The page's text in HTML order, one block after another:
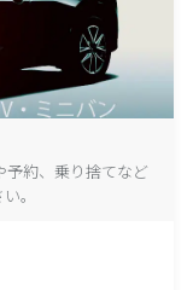
予約、乗り捨てなど
。